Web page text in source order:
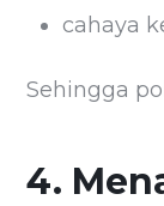
cahaya
Sehingga
4.